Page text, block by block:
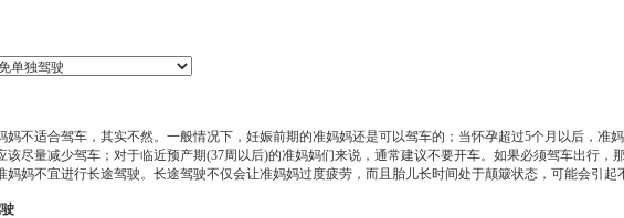
适合驾车，其实不然。一般情况下，妊娠前期的准妈妈还是可以驾车的；当怀孕超过5个月以后，准
该尽量减少驾车；对于临近预产期(37周以后)的准妈妈们来说，通常建议不要开车。如果必须驾车出行
妈妈不宜进行长途驾驶。长途驾驶不仅会让准妈妈过度疲劳，而且胎儿长时间处于颠簸状态，可能会引起